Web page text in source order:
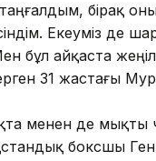
бірақ
Екеуміз
бұл айқаста
31 жастағы
менен де мықты
боксшы